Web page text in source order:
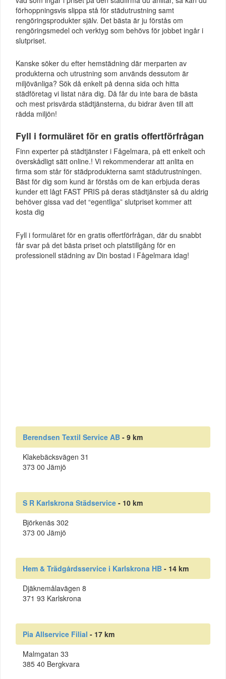
förhoppningsvis slippa stå för städutrustning samt
rengöringsprodukter själv. Det bästa är ju förstås om
rengöringsmedel och verktyg som behövs för jobbet ingår i
slutpriset.
Kanske söker du efter hemstädning där merparten av
produkterna och utrustning som används dessutom är
miljövänliga? Sök då enkelt på denna sida och hitta
städföretag vi listat nära dig. Då får du inte bara de bästa
och mest prisvärda städtjänsterna, du bidrar även till att
rädda miljön!
Fyll i formuläret för en gratis offertförfrågan
Finn experter på städtjänster i Fågelmara, på ett enkelt och
överskådligt sätt online.! Vi rekommenderar att anlita en
firma som står för städprodukterna samt städutrustningen.
Bäst för dig som kund är förstås om de kan erbjuda deras
kunder ett lågt FAST PRIS på deras städtjänster så du aldrig
behöver gissa vad det “egentliga” slutpriset kommer att
kosta dig
Fyll i formuläret för en gratis offertförfrågan, där du snabbt
får svar på det bästa priset och platstillgång för en
professionell städning av Din bostad i Fågelmara idag!
Berendsen Textil Service AB - 9 km
Klakebäcksvägen 31
373 00 Jämjö
S R Karlskrona Städservice - 10 km
Björkenäs 302
373 00 Jämjö
Hem & Trädgårdsservice i Karlskrona HB - 14 km
Djäknemålavägen 8
371 93 Karlskrona
Pia Allservice Filial - 17 km
Malmgatan 33
385 40 Bergkvara